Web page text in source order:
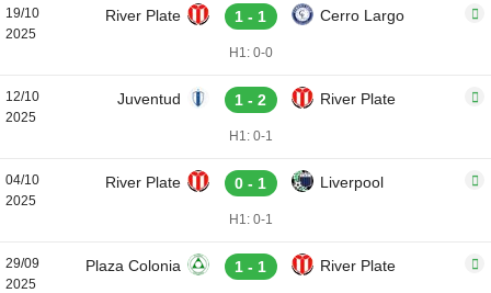
19/10
2025
River Plate 1 - 1 Cerro Largo
H1: 0-0
12/10
2025
Juventud 1 - 2 River Plate
H1: 0-1
04/10
2025
River Plate 0 - 1 Liverpool
H1: 0-1
29/09
2025
Plaza Colonia 1 - 1 River Plate